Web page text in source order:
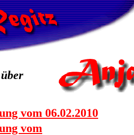
vom 06.02.2010
vom